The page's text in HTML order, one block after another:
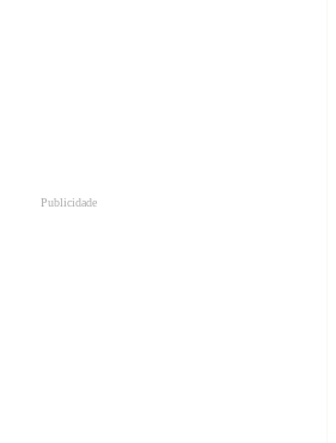
Publicidade